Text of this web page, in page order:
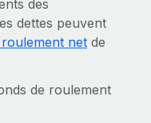
partout dans le monde
liées à l’emploi
aux autres
freelances
et les vitesses de
des
dettes peuvent
net de
de roulement